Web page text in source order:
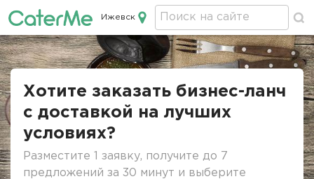
Кейтеринг в Ижевске
Ижевск
Строка
Хотите заказать бизнес-ланч
с доставкой на лучших
условиях?
Разместите 1 заявку, получите до 7
предложений за 30 минут и выберите